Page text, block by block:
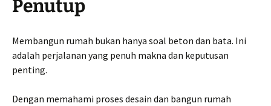
Penutup
Membangun rumah bukan hanya soal beton dan bata. Ini
adalah perjalanan yang penuh makna dan keputusan
penting.
Dengan memahami proses desain dan bangun rumah